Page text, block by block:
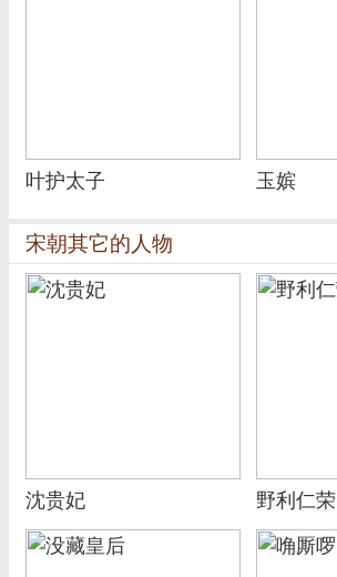
叶护太子 玉嫔
宋朝其它的人物
沈贵妃 野利仁荣